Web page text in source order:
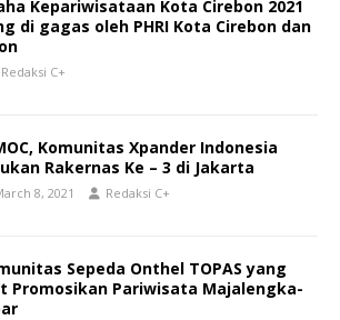
Kepariwisataan Kota Cirebon 2021
di gagas oleh PHRI Kota Cirebon dan
Redaksi C+
Komunitas Xpander Indonesia
Rakernas Ke – 3 di Jakarta
8, 2021 Redaksi C+
Sepeda Onthel TOPAS yang
Promosikan Pariwisata Majalengka-